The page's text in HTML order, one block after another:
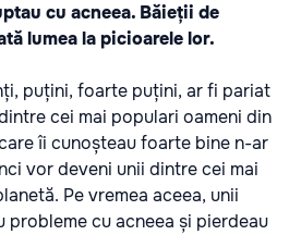
cu acneea. Băieții de
lumea la picioarele lor.
puțini, foarte puțini, ar fi pariat
cei mai populari oameni din
îi cunoșteau foarte bine n-ar
vor deveni unii dintre cei mai
Pe vremea aceea, unii
probleme cu acneea și pierdeau